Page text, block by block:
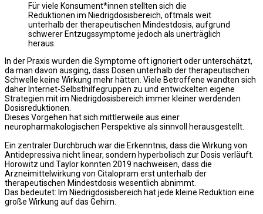
Für viele Konsument*innen stellten sich die
Reduktionen im Niedrigdosisbereich, oftmals weit
unterhalb der therapeutischen Mindestdosis, aufgrund
schwerer Entzugssymptome jedoch als unerträglich
heraus.
In der Praxis wurden die Symptome oft ignoriert oder unterschätzt,
da man davon ausging, dass Dosen unterhalb der therapeutischen
Schwelle keine Wirkung mehr hätten. Viele Betroffene wandten sich
daher Internet-Selbsthilfegruppen zu und entwickelten eigene
Strategien mit im Niedrigdosisbereich immer kleiner werdenden
Dosisreduktionen.
Dieses Vorgehen hat sich mittlerweile aus einer
neuropharmakologischen Perspektive als sinnvoll herausgestellt.
Ein zentraler Durchbruch war die Erkenntnis, dass die Wirkung von
Antidepressiva nicht linear, sondern hyperbolisch zur Dosis verläuft.
Horowitz und Taylor konnten 2019 nachweisen, dass die
Arzneimittelwirkung von Citalopram erst unterhalb der
therapeutischen Mindestdosis wesentlich abnimmt.
Das bedeutet: Im Niedrigdosisbereich hat jede kleine Reduktion eine
große Wirkung auf das Gehirn.